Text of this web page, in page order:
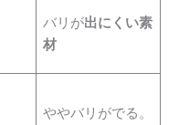
バリが出にくい素
材
ややバリがでる。